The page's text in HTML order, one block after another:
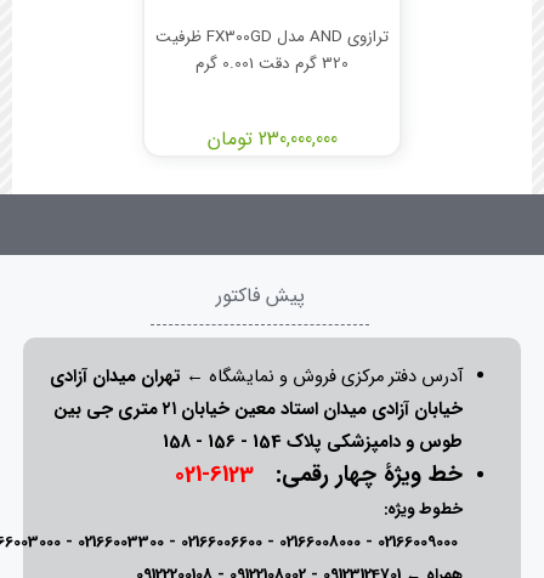
ترازوی AND مدل FX300GD ظرفیت
320 گرم دقت 0.001 گرم
230,000,000 تومان
پیش فاکتور
آدرس دفتر مرکزی فروش و نمایشگاه ← تهران میدان آزادی
خیابان آزادی میدان استاد معین خیابان ۲۱ متری جی بین
طوس و دامپزشکی پلاک 154 - 156 - 158
خط ویژۀ چهار رقمی:6123-021
خطوط ویژه:
02166009000
-
02166008000
-
02166006600
-
02166003300
-